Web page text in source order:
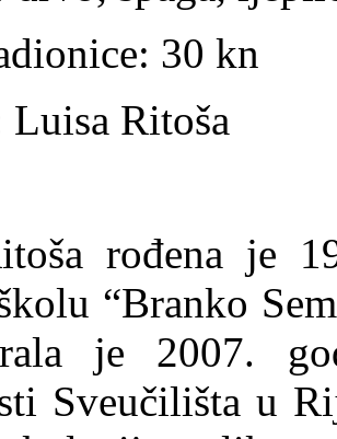
30 kn
Ritoša
rođena je
“Branko
je 2007.
Sveučilišta u